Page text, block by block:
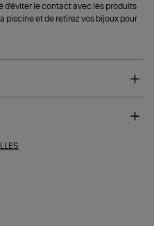
d'éviter le contact avec les produits
piscine et de retirez vos bijoux pour